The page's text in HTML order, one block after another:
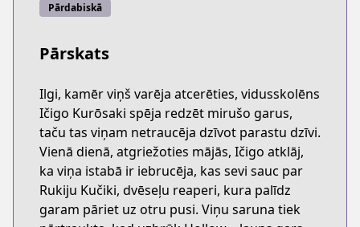
Pārdabiskā
Pārskats
Ilgi, kamēr viņš varēja atcerēties, vidusskolēns
Ičigo Kurōsaki spēja redzēt mirušo garus,
taču tas viņam netraucēja dzīvot parastu dzīvi.
Vienā dienā, atgriežoties mājās, Ičigo atklāj,
ka viņa istabā ir iebrucēja, kas sevi sauc par
Rukiju Kučiki, dvēseļu reaperi, kura palīdz
garam pāriet uz otru pusi. Viņu saruna tiek